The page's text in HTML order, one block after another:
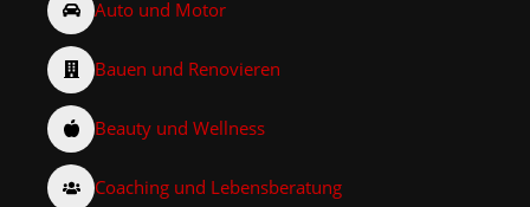
Auto und Motor
Bauen und Renovieren
Beauty und Wellness
Coaching und Lebensberatung